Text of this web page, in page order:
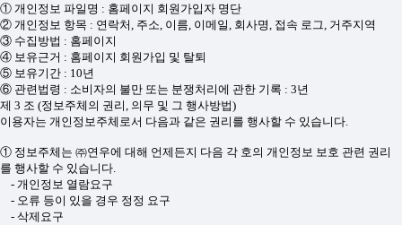
① 개인정보 파일명 : 홈페이지 회원가입자 명단
② 개인정보 항목 : 연락처, 주소, 이름, 이메일, 회사명, 접속 로그, 거주지역
③ 수집방법 : 홈페이지
④ 보유근거 : 홈페이지 회원가입 및 탈퇴
⑤ 보유기간 : 10년
⑥ 관련법령 : 소비자의 불만 또는 분쟁처리에 관한 기록 : 3년
제 3 조 (정보주체의 권리, 의무 및 그 행사방법)
이용자는 개인정보주체로서 다음과 같은 권리를 행사할 수 있습니다.
① 정보주체는 ㈜연우에 대해 언제든지 다음 각 호의 개인정보 보호 관련 권리
를 행사할 수 있습니다.
- 개인정보 열람요구
- 오류 등이 있을 경우 정정 요구
- 삭제요구